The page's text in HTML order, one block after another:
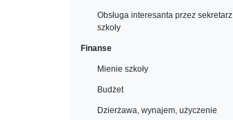
Obsługa interesanta przez sekretarz
szkoły
Finanse
Mienie szkoły
Budżet
Dzierżawa, wynajem, użyczenie